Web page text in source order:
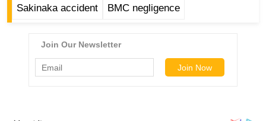
ली
Sakinaka accident BMC negligence